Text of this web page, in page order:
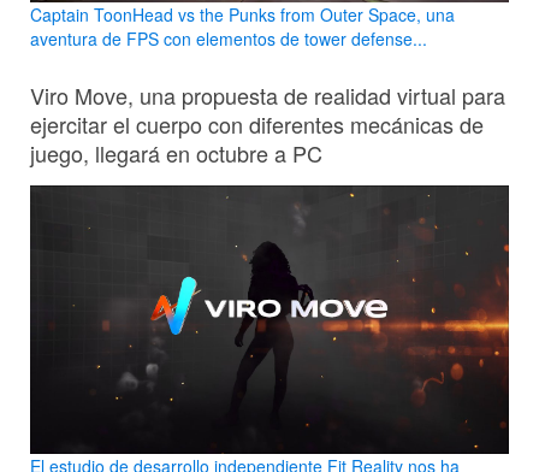
Captain ToonHead vs the Punks from Outer Space, una
aventura de FPS con elementos de tower defense...
Viro Move, una propuesta de realidad virtual para
ejercitar el cuerpo con diferentes mecánicas de
juego, llegará en octubre a PC
El estudio de desarrollo independiente Fit Reality nos ha